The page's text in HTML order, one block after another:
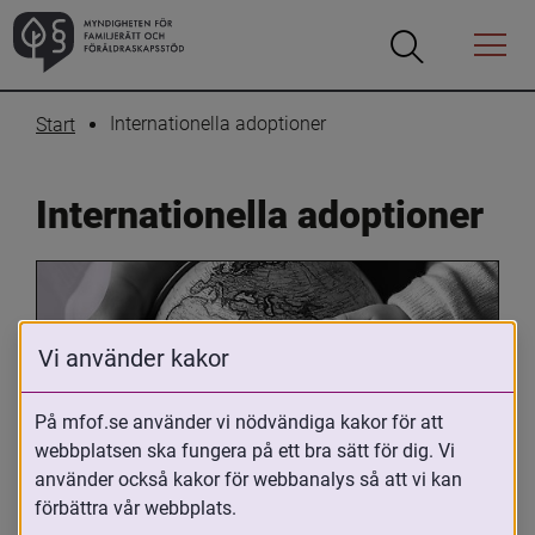
Öppna
Öppna
Menyn
Start Internationella adoptioner
Internationella adoptioner
Oavsett om du är adopterad,
adoptivförälder eller arbetar med
Vi använder kakor
På mfof.se använder vi nödvändiga kakor för att
webbplatsen ska fungera på ett bra sätt för dig. Vi
använder också kakor för webbanalys så att vi kan
förbättra vår webbplats.